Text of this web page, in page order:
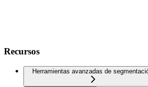
Recursos
Herramientas avanzadas de